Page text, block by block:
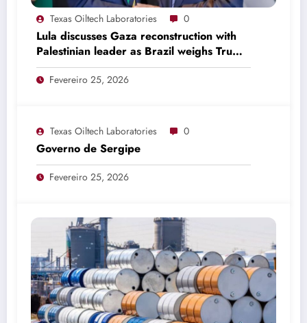
Texas Oiltech Laboratories 0
Lula discusses Gaza reconstruction with
Palestinian leader as Brazil weighs Trump
invitation
Fevereiro 25, 2026
Texas Oiltech Laboratories 0
Governo de Sergipe
Fevereiro 25, 2026